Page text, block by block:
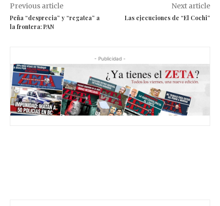
Previous article
Peña “desprecia” y “regatea” a
la frontera: PAN
Next article
Las ejecuciones de “El Cochi”
- Publicidad -